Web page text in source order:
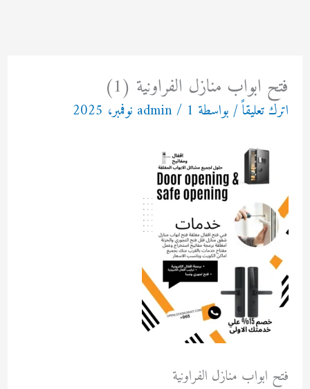
فتح ابواب منازل الفراونية (1)
اترك تعليقاً/ بواسطة admin/ 1 نوفمبر، 2025
فتح ابواب منازل الفراونية